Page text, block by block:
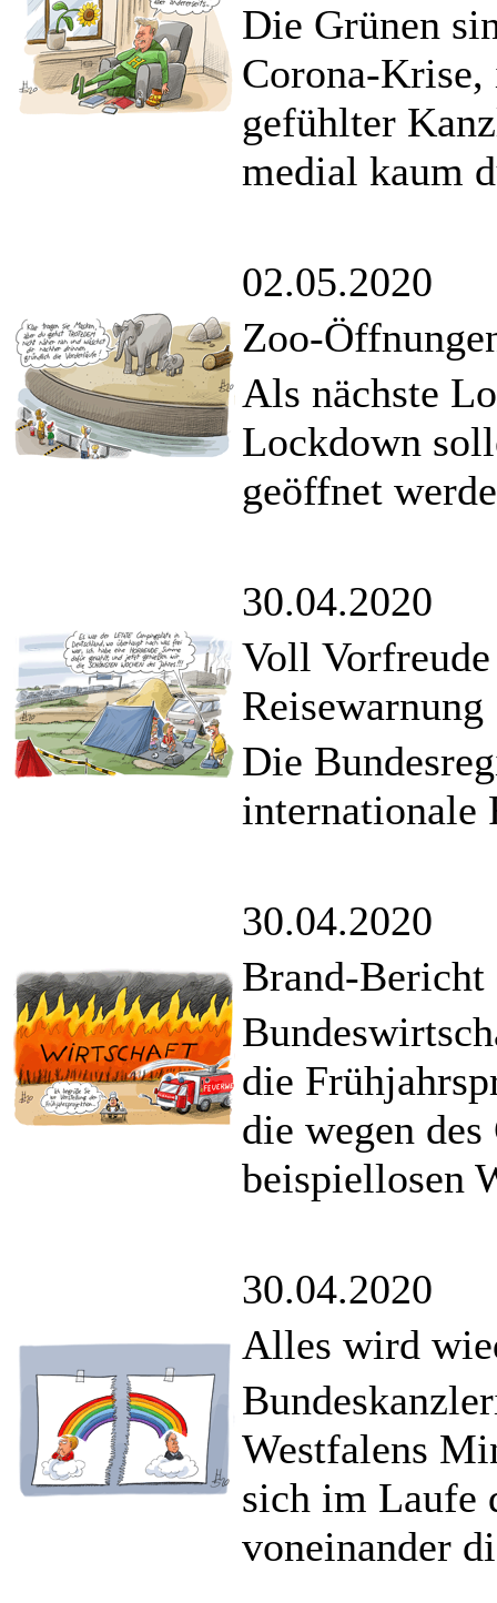
Die Grünen
Corona-
gefühlter
medial kaum
02.05.2020
Zoo-
Als nächste
Lockdown
geöffnet
30.04.2020
Voll
Reisewarnung
Die
internationale
30.04.2020
Brand-Bericht
die
die wegen
beispiellosen
30.04.2020
Alles wird
Westfalens
sich im Laufe
voneinander